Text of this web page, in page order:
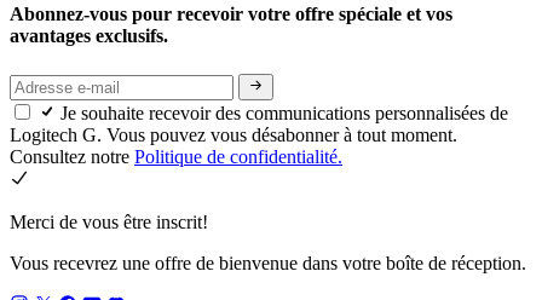
Abonnez-vous pour recevoir votre offre spéciale et vos
avantages exclusifs.
Je souhaite recevoir des communications personnalisées de
Logitech G. Vous pouvez vous désabonner à tout moment.
Consultez notre Politique de confidentialité.
Merci de vous être inscrit!
Vous recevrez une offre de bienvenue dans votre boîte de réception.